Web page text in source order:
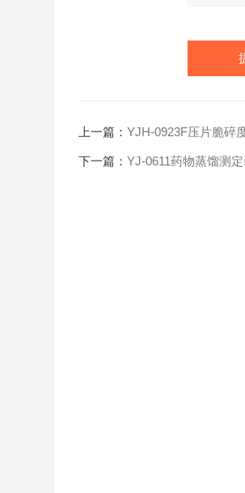
上一篇：YJH-0923F压片脆碎
下一篇：YJ-0611药物蒸馏测